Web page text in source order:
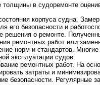
толщины в судоремонте
корпуса судна.
его безопасности и
решения о ремонте.
ремонтных работ или
норм и стандартов.
эксплуатации судов.
ремонтных работ. На
затраты и
безопасности. Регулярные